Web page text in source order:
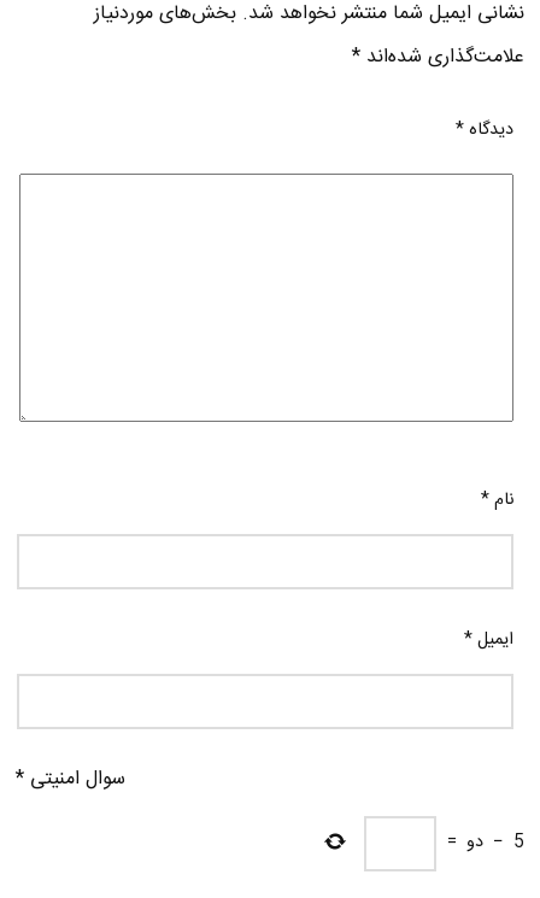
نشانی ایمیل شما منتشر نخواهد شد. بخش‌های موردنیاز
علامت‌گذاری شده‌اند*
دیدگاه*
نام*
ایمیل*
سوال امنیتی *
5
− دو =